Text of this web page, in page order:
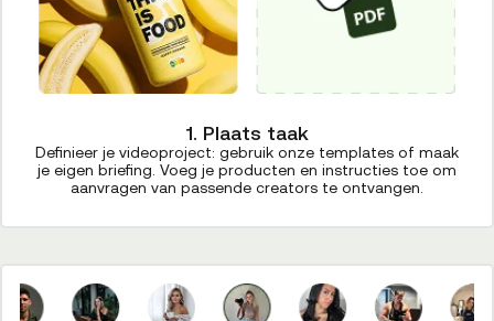
1. Plaats taak
Definieer je videoproject: gebruik onze templates of maak
je eigen briefing. Voeg je producten en instructies toe om
aanvragen van passende creators te ontvangen.